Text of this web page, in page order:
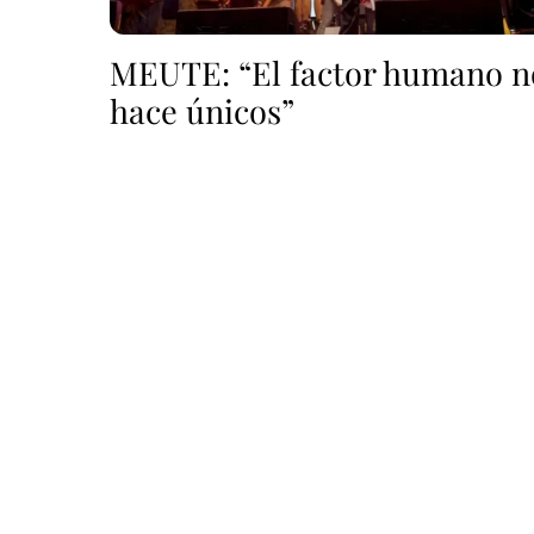
MEUTE: “El factor humano
hace únicos”